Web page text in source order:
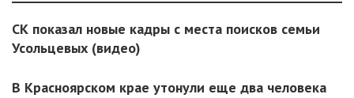
СК показал новые кадры с места поисков семьи
Усольцевых (видео)
В Красноярском крае утонули еще два человека